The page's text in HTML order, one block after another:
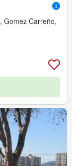
Gomez Carreño,